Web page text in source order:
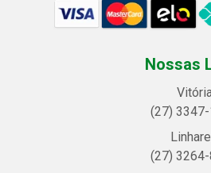
Nossas
(27)
(27)